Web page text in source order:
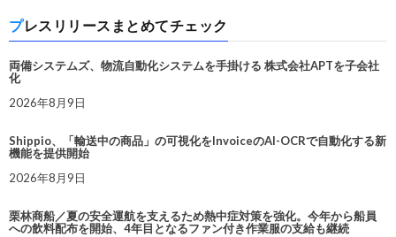
プレスリリースまとめてチェック
両備システムズ、物流自動化システムを手掛ける 株式会社APTを子会社
化
2026年8月9日
Shippio、「輸送中の商品」の可視化をInvoiceのAI-OCRで自動化する新
機能を提供開始
2026年8月9日
栗林商船／夏の安全運航を支えるため熱中症対策を強化。今年から船員
への飲料配布を開始、4年目となるファン付き作業服の支給も継続